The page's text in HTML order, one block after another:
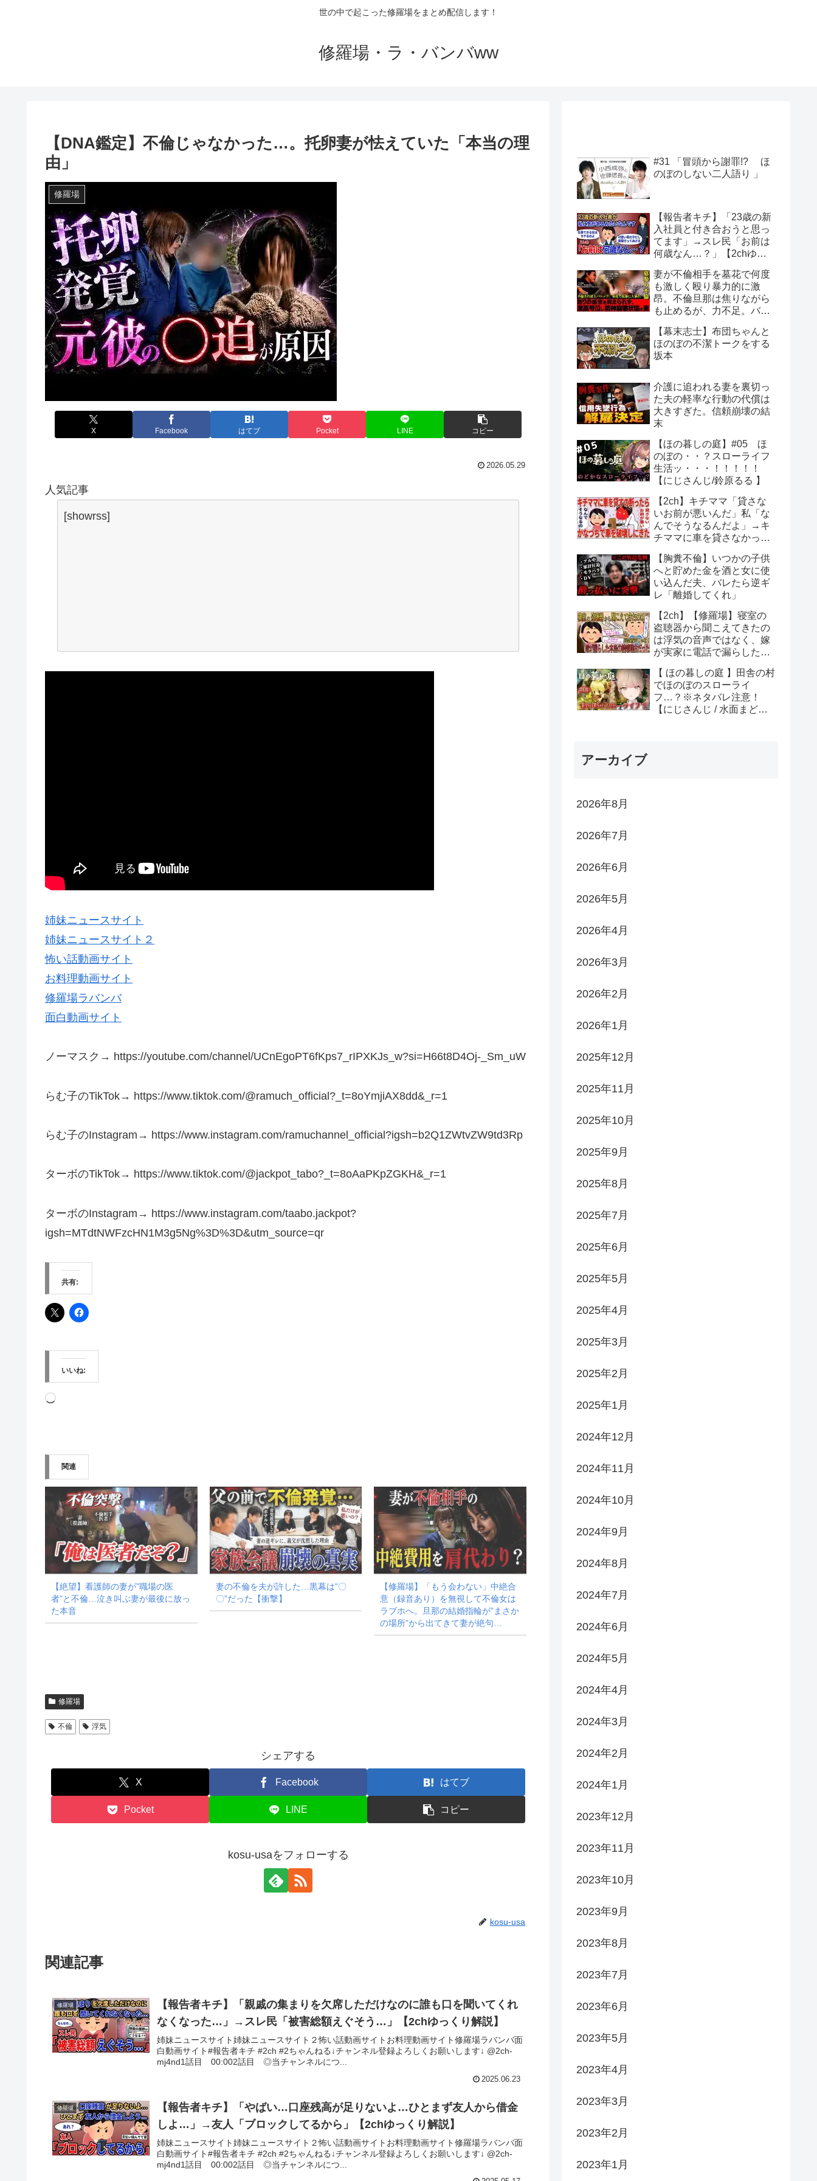
世の中で起こった修羅場をまとめ配信します！
修羅場・ラ・バンバww
【DNA鑑定】不倫じゃなかった…。托卵妻が怯えていた「本当の理
由」
修羅場
X Facebook はてブ Pocket LINE コピー
2026.05.29
人気記事
[showrss]
姉妹ニュースサイト
姉妹ニュースサイト２
怖い話動画サイト
お料理動画サイト
修羅場ラバンバ
面白動画サイト
ノーマスク→ https://youtube.com/channel/UCnEgoPT6fKps7_rIPXKJs_w?si=H66t8D4Oj-_Sm_uW
らむ子のTikTok→ https://www.tiktok.com/@ramuch_official?_t=8oYmjiAX8dd&_r=1
らむ子のInstagram→ https://www.instagram.com/ramuchannel_official?igsh=b2Q1ZWtvZW9td3Rp
ターボのTikTok→ https://www.tiktok.com/@jackpot_tabo?_t=8oAaPKpZGKH&_r=1
ターボのInstagram→ https://www.instagram.com/taabo.jackpot?
igsh=MTdtNWFzcHN1M3g5Ng%3D%3D&utm_source=qr
共有:
いいね:
読
み
中…
関連
【絶望】看護師の妻が”職場の医
者”と不倫…泣き叫ぶ妻が最後に放っ
た本音
妻の不倫を夫が許した…黒幕は”〇
〇”だった【衝撃】
【修羅場】「もう会わない」中絶合
意（録音あり）を無視して不倫女は
ラブホへ。旦那の結婚指輪が”まさか
の場所”から出てきて妻が絶句…
修羅場
不倫 浮気
シェアする
X Facebook はてブ
Pocket LINE コピー
kosu-usaをフォローする
kosu-usa
関連記事
修羅場
【報告者キチ】「親戚の集まりを欠席しただけなのに誰も口を聞いてくれ
なくなった…」→スレ民「被害総額えぐそう…」【2chゆっくり解説】
姉妹ニュースサイト姉妹ニュースサイト２怖い話動画サイトお料理動画サイト修羅場ラバンバ面
白動画サイト#報告者キチ #2ch #2ちゃんねる↓チャンネル登録よろしくお願いします↓ @2ch-
mj4nd1話目 00:002話目 ◎当チャンネルにつ...
2025.06.23
修羅場
【報告者キチ】「やばい…口座残高が足りないよ…ひとまず友人から借金
しよ…」→友人「ブロックしてるから」【2chゆっくり解説】
姉妹ニュースサイト姉妹ニュースサイト２怖い話動画サイトお料理動画サイト修羅場ラバンバ面
白動画サイト#報告者キチ #2ch #2ちゃんねる↓チャンネル登録よろしくお願いします↓ @2ch-
mj4nd1話目 00:002話目 ◎当チャンネルにつ...
#31 「冒頭から謝罪!? ほ
のぼのしない二人語り 」
【報告者キチ】「23歳の新
入社員と付き合おうと思っ
てます」→スレ民「お前は
何歳なん…？」【2chゆっ
妻が不倫相手を墓花で何度
も激しく殴り暴力的に激
昂。不倫旦那は焦りながら
も止めるが、力不足。バン
【幕末志士】布団ちゃんと
ほのぼの不潔トークをする
坂本
介護に追われる妻を裏切っ
た夫の軽率な行動の代償は
大きすぎた。信頼崩壊の結
末
【ほの暮しの庭】#05 ほ
のぼの・・？スローライフ
生活ッ・・・！！！！！
【にじさんじ/鈴原るる 】
【2ch】キチママ「貸さな
いお前が悪いんだ」私「な
んでそうなるんだよ」→キ
チママに車を貸さなかった
た【総集編】
【胸糞不倫】いつかの子供
へと貯めた金を酒と女に使
い込んだ夫、バレたら逆ギ
レ「離婚してくれ」
【2ch】【修羅場】寝室の
盗聴器から聞こえてきたの
は浮気の音声ではなく、嫁
が実家に電話で漏らした本
くり解説】
【 ほの暮しの庭 】田舎の村
でほのぼのスローライ
フ…？※ネタバレ注意！
【にじさんじ / 水面まど
アーカイブ
2026年8月
2026年7月
2026年6月
2026年5月
2026年4月
2026年3月
2026年2月
2026年1月
2025年12月
2025年11月
2025年10月
2025年9月
2025年8月
2025年7月
2025年6月
2025年5月
2025年4月
2025年3月
2025年2月
2025年1月
2024年12月
2024年11月
2024年10月
2024年9月
2024年8月
2024年7月
2024年6月
2024年5月
2024年4月
2024年3月
2024年2月
2024年1月
2023年12月
2023年11月
2023年10月
2023年9月
2023年8月
2023年7月
2023年6月
2023年5月
2023年4月
2023年3月
2023年2月
2023年1月